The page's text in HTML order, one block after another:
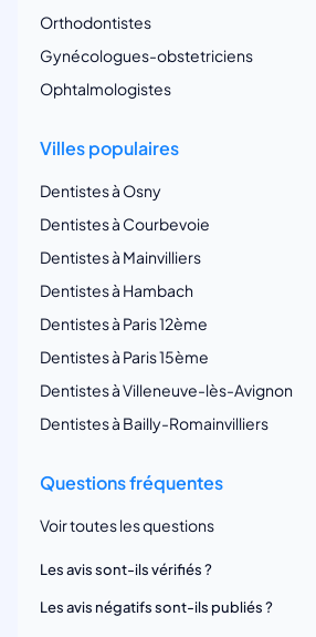
Orthodontistes
Gynécologues-obstetriciens
Ophtalmologistes
Villes populaires
Dentistes à Osny
Dentistes à Courbevoie
Dentistes à Mainvilliers
Dentistes à Hambach
Dentistes à Paris 12ème
Dentistes à Paris 15ème
Dentistes à Villeneuve-lès-Avignon
Dentistes à Bailly-Romainvilliers
Questions fréquentes
Voir toutes les questions
Les avis sont-ils vérifiés ?
Les avis négatifs sont-ils publiés ?